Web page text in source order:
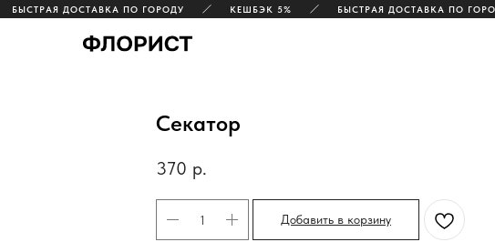
БЫСТРАЯ ДОСТАВКА ПО ГОРОДУ КЕШБЭК 5% БЫСТРАЯ ДОСТАВКА ПО ГОРОДУ
Секатор
370 р.
Добавить в корзину